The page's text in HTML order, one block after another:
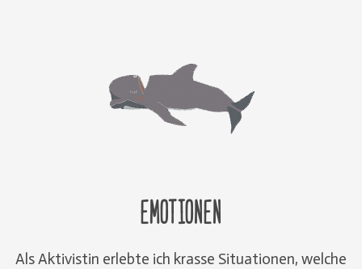
Emotionen
Als Aktivistin erlebte ich krasse Situationen, welche